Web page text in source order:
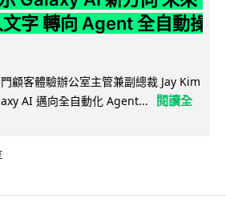
字 轉向 Agent 全自動操
顧客體驗辦公室主管兼副總裁 Jay Kim
AI 邁向全自動化 Agent...
閱讀全